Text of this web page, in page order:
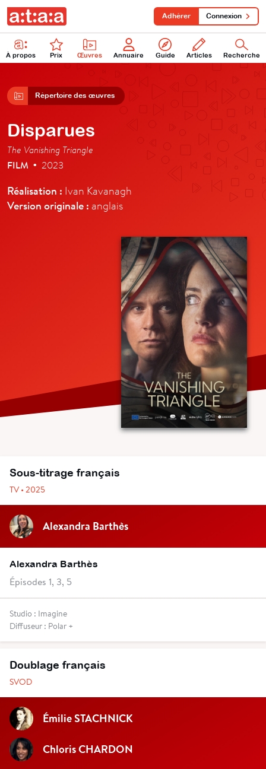
À propos Prix Œuvres Annuaire Guide Articles Recherche
Adhérer Connexion
Répertoire des œuvres
Disparues
The Vanishing Triangle
FILM • 2023
Réalisation : Ivan Kavanagh
Version originale : anglais
Sous-titrage français
TV • 2025
Alexandra Barthès
Alexandra Barthès
Épisodes 1, 3, 5
Studio : Imagine
Diffuseur : Polar +
Doublage français
SVOD
Émilie STACHNICK
Chloris CHARDON